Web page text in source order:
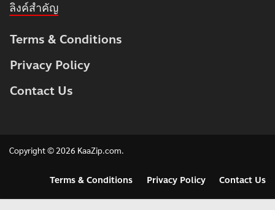
ลิงค์สำคัญ
Terms & Conditions
Privacy Policy
Contact Us
Copyright © 2026 KaaZip.com.
Terms & Conditions Privacy Policy Contact Us